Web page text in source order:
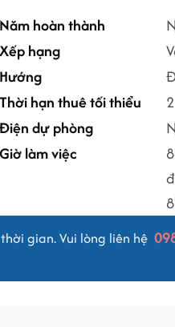
Năm hoàn thành
Xếp hạng
Hướng
Thời hạn thuê tối thiểu
Điện dự phòng
Giờ làm việc
gian. Vui lòng liên hệ